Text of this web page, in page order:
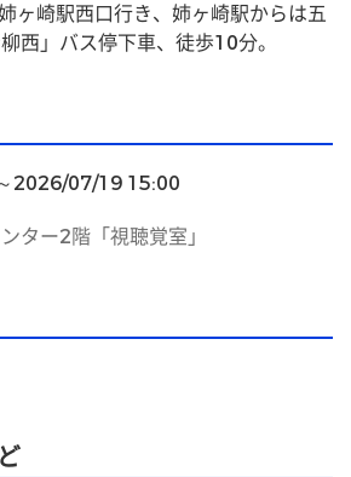
ヶ崎駅西口行き、姉ヶ崎駅からは五
西」バス停下車、徒歩10分。
2026/07/19 15:00
ター2階「視聴覚室」